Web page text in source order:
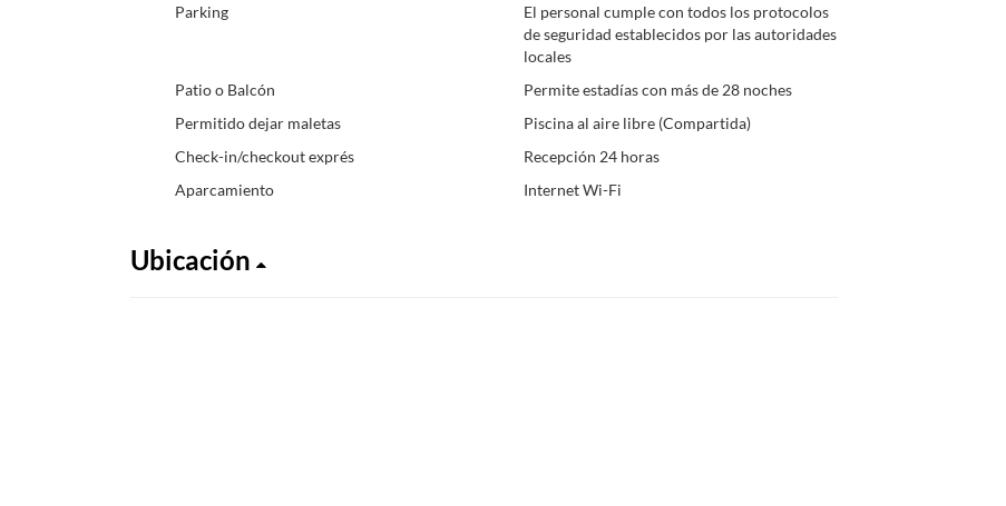
Parking
El personal cumple con todos los protocolos
de seguridad establecidos por las autoridades
locales
Patio o Balcón
Permite estadías con más de 28 noches
Permitido dejar maletas
Piscina al aire libre (Compartida)
Check-in/checkout exprés
Recepción 24 horas
Aparcamiento
Internet Wi-Fi
Ubicación